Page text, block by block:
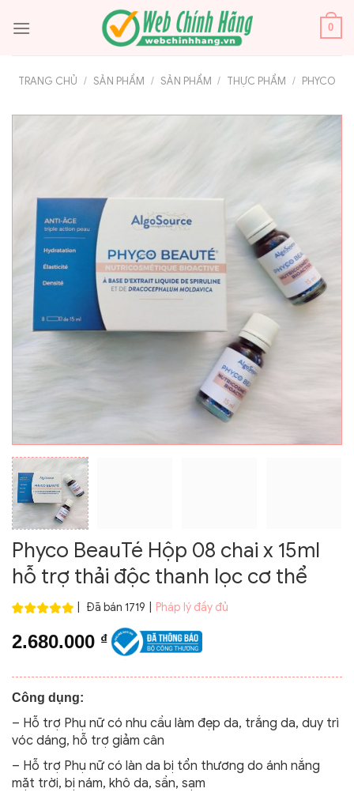
qua
0
TRANG CHỦ / SẢN PHẨM / SẢN PHẨM / THỰC PHẨM / PHYCO
Phyco BeauTé Hộp 08 chai x 15ml
hỗ trợ thải độc thanh lọc cơ thể
Đã bán 1719 Pháp lý đầy đủ
2.680.000 ₫
Công dụng:
– Hỗ trợ Phụ nữ có nhu cầu làm đẹp da, trắng da, duy trì
vóc dáng, hỗ trợ giảm cân
– Hỗ trợ Phụ nữ có làn da bị tổn thương do ánh nắng
mặt trời, bị nám, khô da, sần, sạm